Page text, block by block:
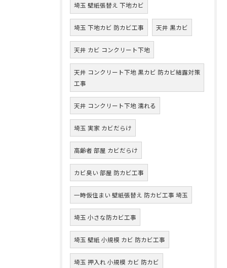
埼玉 壁紙張替え 下地カビ
埼玉 下地カビ 防カビ工事 天井 黒カビ
天井 カビ コンクリート下地
天井 コンクリート下地 黒カビ 防カビ結露対策
工事
天井 コンクリート下地 濡れる
埼玉 実家 カビだらけ
高齢者 部屋 カビだらけ
カビ臭い 部屋 防カビ工事
一時仮住まい 壁紙張替え 防カビ工事 埼玉
埼玉 小さな防カビ工事
埼玉 壁紙 小規模 カビ 防カビ工事
埼玉 押入れ 小規模 カビ 防カビ